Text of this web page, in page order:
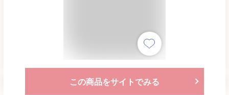
この商品をサイトでみる